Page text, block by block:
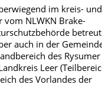
im kreis- und
NLWKN Brake-
auch in der
des Rysumer
Leer
des Vorlandes der